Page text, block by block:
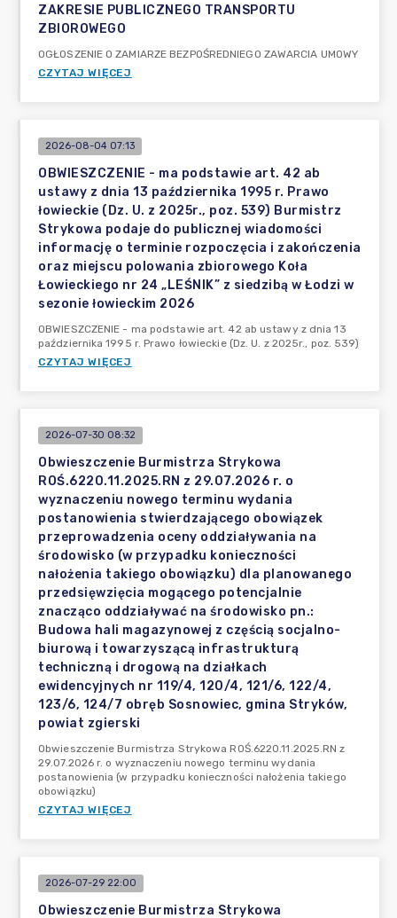
ZAKRESIE PUBLICZNEGO TRANSPORTU
ZBIOROWEGO
OGŁOSZENIE O ZAMIARZE BEZPOŚREDNIEGO ZAWARCIA UMOWY
CZYTAJ WIĘCEJ
2026-08-04 07:13
OBWIESZCZENIE - ma podstawie art. 42 ab
ustawy z dnia 13 października 1995 r. Prawo
łowieckie (Dz. U. z 2025r., poz. 539) Burmistrz
Strykowa podaje do publicznej wiadomości
informację o terminie rozpoczęcia i zakończenia
oraz miejscu polowania zbiorowego Koła
Łowieckiego nr 24 „LEŚNIK” z siedzibą w Łodzi w
sezonie łowieckim 2026
OBWIESZCZENIE - ma podstawie art. 42 ab ustawy z dnia 13
października 1995 r. Prawo łowieckie (Dz. U. z 2025r., poz. 539)
CZYTAJ WIĘCEJ
2026-07-30 08:32
Obwieszczenie Burmistrza Strykowa
ROŚ.6220.11.2025.RN z 29.07.2026 r. o
wyznaczeniu nowego terminu wydania
postanowienia stwierdzającego obowiązek
przeprowadzenia oceny oddziaływania na
środowisko (w przypadku konieczności
nałożenia takiego obowiązku) dla planowanego
przedsięwzięcia mogącego potencjalnie
znacząco oddziaływać na środowisko pn.:
Budowa hali magazynowej z częścią socjalno-
biurową i towarzyszącą infrastrukturą
techniczną i drogową na działkach
ewidencyjnych nr 119/4, 120/4, 121/6, 122/4,
123/6, 124/7 obręb Sosnowiec, gmina Stryków,
powiat zgierski
Obwieszczenie Burmistrza Strykowa ROŚ.6220.11.2025.RN z
29.07.2026 r. o wyznaczeniu nowego terminu wydania
postanowienia (w przypadku konieczności nałożenia takiego
obowiązku)
CZYTAJ WIĘCEJ
2026-07-29 22:00
Obwieszczenie Burmistrza Strykowa